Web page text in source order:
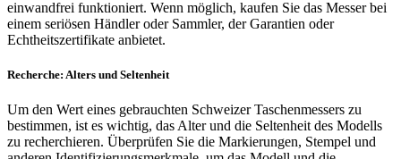
einwandfrei funktioniert. Wenn möglich, kaufen Sie das Messer bei
einem seriösen Händler oder Sammler, der Garantien oder
Echtheitszertifikate anbietet.
Recherche: Alters und Seltenheit
Um den Wert eines gebrauchten Schweizer Taschenmessers zu
bestimmen, ist es wichtig, das Alter und die Seltenheit des Modells
zu recherchieren. Überprüfen Sie die Markierungen, Stempel und